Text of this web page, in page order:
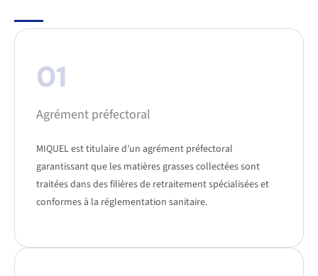
01
Agrément préfectoral
MIQUEL est titulaire d’un agrément préfectoral
garantissant que les matières grasses collectées sont
traitées dans des filières de retraitement spécialisées et
conformes à la réglementation sanitaire.